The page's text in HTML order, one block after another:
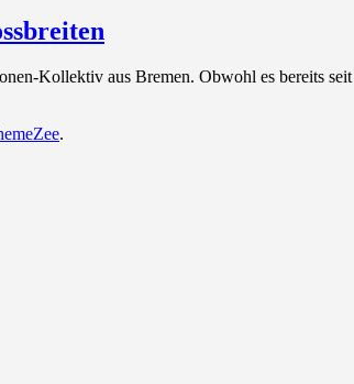
Kollektiv aus Bremen. Obwohl es bereits
.